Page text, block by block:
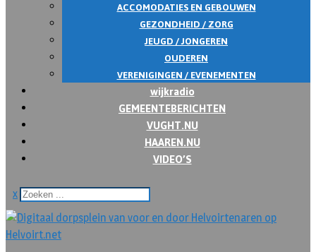
ACCOMODATIES EN GEBOUWEN
GEZONDHEID / ZORG
JEUGD / JONGEREN
OUDEREN
VERENIGINGEN / EVENEMENTEN
wijkradio
GEMEENTEBERICHTEN
VUGHT.NU
HAAREN.NU
VIDEO’S
x